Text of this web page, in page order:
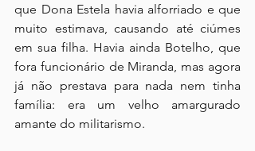
que Dona Estela havia alforriado e que
muito estimava, causando até ciúmes
em sua filha. Havia ainda Botelho, que
fora funcionário de Miranda, mas agora
já não prestava para nada nem tinha
família: era um velho amargurado
amante do militarismo.